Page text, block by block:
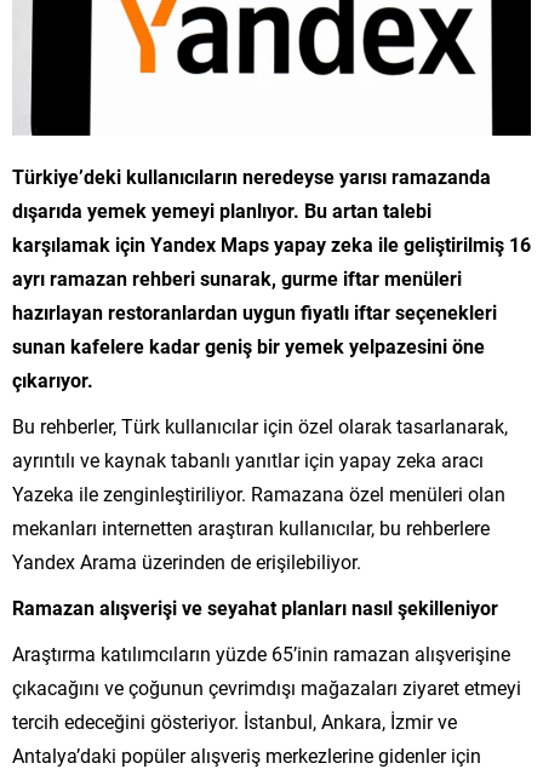
Türkiye’deki kullanıcıların neredeyse yarısı ramazanda
dışarıda yemek yemeyi planlıyor. Bu artan talebi
karşılamak için Yandex Maps yapay zeka ile geliştirilmiş 16
ayrı ramazan rehberi sunarak, gurme iftar menüleri
hazırlayan restoranlardan uygun fiyatlı iftar seçenekleri
sunan kafelere kadar geniş bir yemek yelpazesini öne
çıkarıyor.
Bu rehberler, Türk kullanıcılar için özel olarak tasarlanarak,
ayrıntılı ve kaynak tabanlı yanıtlar için yapay zeka aracı
Yazeka ile zenginleştiriliyor. Ramazana özel menüleri olan
mekanları internetten araştıran kullanıcılar, bu rehberlere
Yandex Arama üzerinden de erişilebiliyor.
Ramazan alışverişi ve seyahat planları nasıl şekilleniyor
Araştırma katılımcıların yüzde 65’inin ramazan alışverişine
çıkacağını ve çoğunun çevrimdışı mağazaları ziyaret etmeyi
tercih edeceğini gösteriyor. İstanbul, Ankara, İzmir ve
Antalya’daki popüler alışveriş merkezlerine gidenler için